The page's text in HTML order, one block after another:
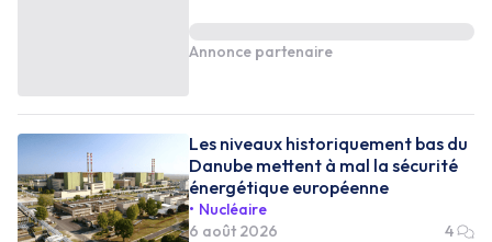
Annonce partenaire
Les niveaux historiquement bas du
Danube mettent à mal la sécurité
énergétique européenne
Nucléaire
6 août 2026
4